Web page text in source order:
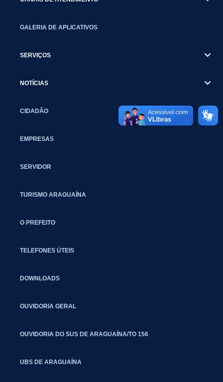
GALERIA DE APLICATIVOS
SERVIÇOS
NOTÍCIAS
CIDADÃO
EMPRESAS
SERVIDOR
TURISMO ARAGUAÍNA
O PREFEITO
TELEFONES ÚTEIS
DOWNLOADS
OUVIDORIA GERAL
OUVIDORIA DO SUS DE ARAGUAÍNA/TO 156
UBS DE ARAGUAÍNA